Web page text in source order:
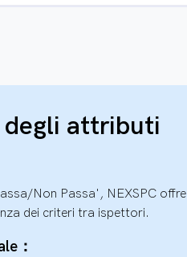
degli attributi
Non Passa', NEXSPC offre
dei criteri tra ispettori.
：